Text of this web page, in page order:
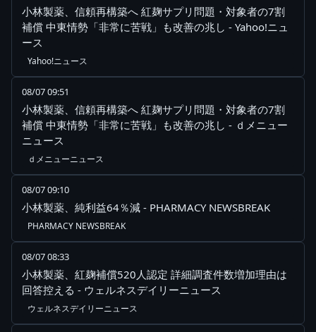
小林製薬、信頼再構築へ 紅麹サプリ問題・対象者の7割
補償 中東情勢「非常に苦戦」も改善の兆し - Yahoo!ニュ
ース
Yahoo!ニュース
08/07 09:51
小林製薬、信頼再構築へ 紅麹サプリ問題・対象者の7割
補償 中東情勢「非常に苦戦」も改善の兆し - ｄメニュー
ニュース
ｄメニューニュース
08/07 09:10
小林製薬、純利益64％減 - PHARMACY NEWSBREAK
PHARMACY NEWSBREAK
08/07 08:33
小林製薬、紅麹補償520人認定 詳細調査件数増加理由は
回答控える - ウェルネスデイリーニュース
ウェルネスデイリーニュース